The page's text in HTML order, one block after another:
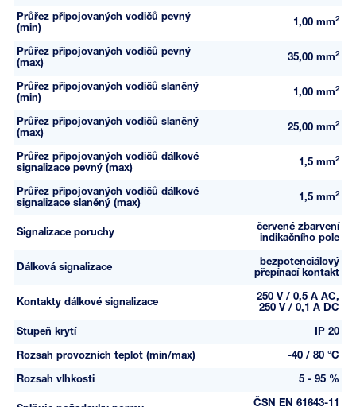
Průřez připojovaných vodičů pevný
(min)
1,00 mm2
Průřez připojovaných vodičů pevný
(max)
35,00 mm2
Průřez připojovaných vodičů slaněný
(min)
1,00 mm2
Průřez připojovaných vodičů slaněný
(max)
25,00 mm2
Průřez připojovaných vodičů dálkové
signalizace pevný (max)
1,5 mm2
Průřez připojovaných vodičů dálkové
signalizace slaněný (max)
1,5 mm2
Signalizace poruchy
červené zbarvení
indikačního pole
Dálková signalizace
bezpotenciálový
přepínací kontakt
Kontakty dálkové signalizace
250 V / 0,5 A AC,
250 V / 0,1 A DC
Stupeň krytí IP 20
Rozsah provozních teplot (min/max) -40 / 80 °C
Rozsah vlhkosti 5 - 95 %
ČSN EN 61643-11